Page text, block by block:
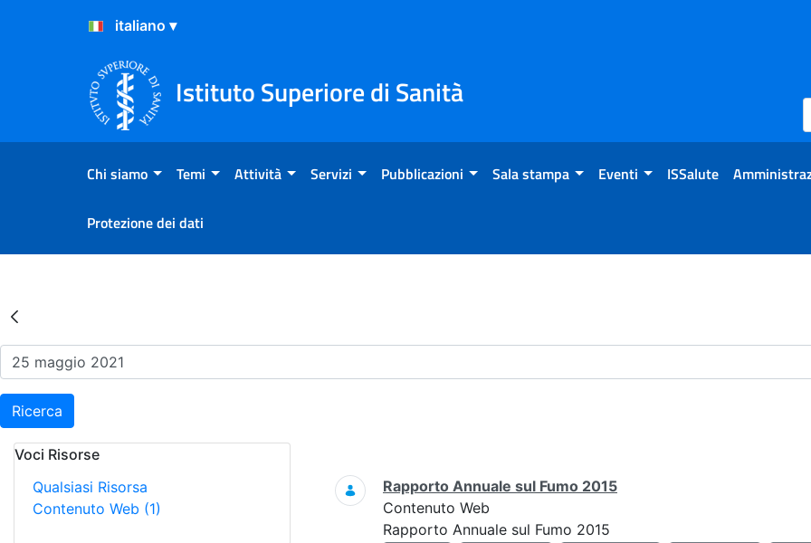
Salta al Contenuto
Salta al Footer
Istituto Superiore di Sanità
Chi siamo Temi Attività Servizi Pubblicazioni Sala stampa Eventi ISSalute
Protezione dei dati
Risultati della Ricerca - Eventi
Ricerca
Voci Risorse
Qualsiasi Risorsa
Contenuto Web (1)
Ricerca
Rapporto Annuale sul Fumo 2015
Contenuto Web
Rapporto Annuale sul Fumo 2015